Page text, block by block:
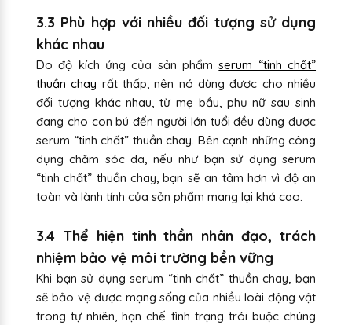
3.3 Phù hợp với nhiều đối tượng sử dụng
khác nhau
Do độ kích ứng của sản phẩmserum “tinh chất”
thuần chay rất thấp, nên nó dùng được cho nhiều
đối tượng khác nhau, từ mẹ bầu, phụ nữ sau sinh
đang cho con bú đến người lớn tuổi đều dùng được
serum “tinh chất” thuần chay. Bên cạnh những công
dụng chăm sóc da, nếu như bạn sử dụng serum
“tinh chất” thuần chay, bạn sẽ an tâm hơn vì độ an
toàn và lành tính của sản phẩm mang lại khá cao.
3.4 Thể hiện tinh thần nhân đạo, trách
nhiệm bảo vệ môi trường bền vững
Khi bạn sử dụng serum “tinh chất” thuần chay, bạn
sẽ bảo vệ được mạng sống của nhiều loài động vật
trong tự nhiên, hạn chế tình trạng trói buộc chúng